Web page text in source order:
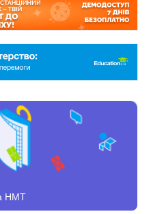
НМТ